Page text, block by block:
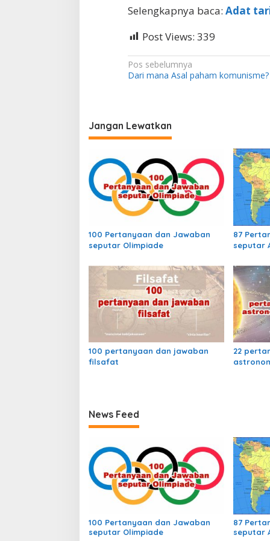
b
t
.
.
.
.
Selengkapnya baca: Adat
Post Views: 339
N
a
i
g
s
i
p
o
s
Pos sebelumnya
Dari mana Asal paham komunisme?
Jangan Lewatkan
100 Pertanyaan dan Jawaban
seputar Olimpiade
87
seputar
100 pertanyaan dan jawaban
filsafat
22
News Feed
100 Pertanyaan dan Jawaban
seputar Olimpiade
87
seputar